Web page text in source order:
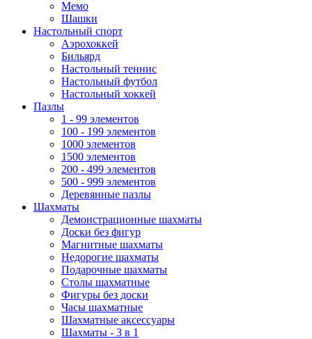
Мемо
Шашки
Настольный спорт
Аэрохоккей
Бильярд
Настольный теннис
Настольный футбол
Настольный хоккей
Пазлы
1 - 99 элементов
100 - 199 элементов
1000 элементов
1500 элементов
200 - 499 элементов
500 - 999 элементов
Деревянные пазлы
Шахматы
Демонстрационные шахматы
Доски без фигур
Магнитные шахматы
Недорогие шахматы
Подарочные шахматы
Столы шахматные
Фигуры без доски
Часы шахматные
Шахматные аксессуары
Шахматы - 3 в 1